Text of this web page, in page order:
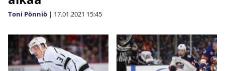
Toni Pönniö | 17.01.2021 15:45